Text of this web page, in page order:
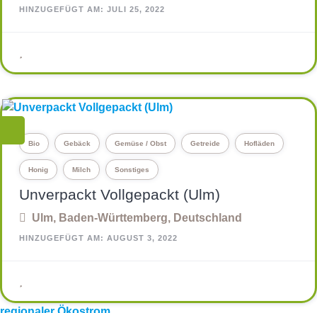
HINZUGEFÜGT AM: JULI 25, 2022
Bio Gebäck Gemüse / Obst Getreide Hofläden
Honig Milch Sonstiges
Unverpackt Vollgepackt (Ulm)
Ulm, Baden-Württemberg, Deutschland
HINZUGEFÜGT AM: AUGUST 3, 2022